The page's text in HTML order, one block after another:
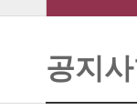
공지